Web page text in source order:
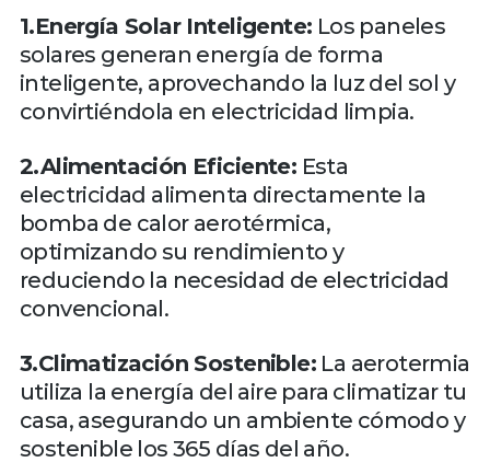
1.Energía Solar Inteligente: Los paneles
solares generan energía de forma
inteligente, aprovechando la luz del sol y
convirtiéndola en electricidad limpia.
2.Alimentación Eficiente: Esta
electricidad alimenta directamente la
bomba de calor aerotérmica,
optimizando su rendimiento y
reduciendo la necesidad de electricidad
convencional.
3.Climatización Sostenible:La aerotermia
utiliza la energía del aire para climatizar tu
casa, asegurando un ambiente cómodo y
sostenible los 365 días del año.